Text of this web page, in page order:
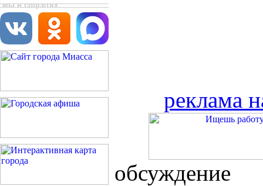
мы в соцсетях
реклама
обсуждение